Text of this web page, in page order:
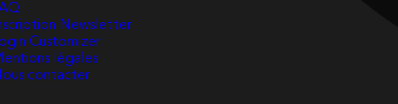
Newsletter
Customizer
légales
contacter